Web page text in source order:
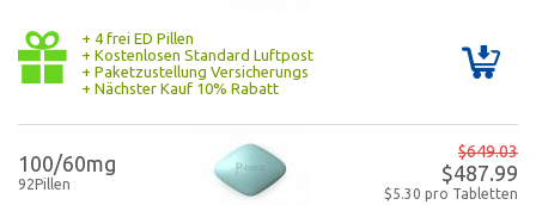
+ 4 frei ED Pillen
+ Kostenlosen Standard Luftpost
+ Paketzustellung Versicherungs
+ Nächster Kauf 10% Rabatt
100/60mg
92Pillen
$649.03
$487.99
$5.30 pro Tabletten